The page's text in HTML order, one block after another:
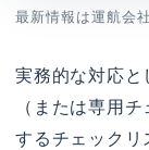
最新情報は運航会
実務的な対応と
（または専用
するチェック